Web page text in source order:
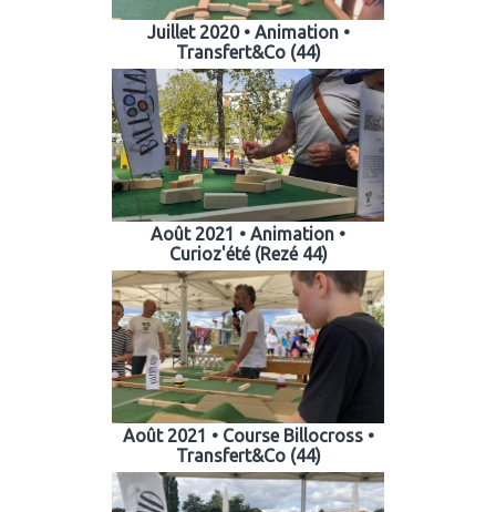
Juillet 2020 • Animation •
Transfert&Co (44)
Août 2021 • Animation •
Curioz'été (Rezé 44)
Août 2021 • Course Billocross •
Transfert&Co (44)